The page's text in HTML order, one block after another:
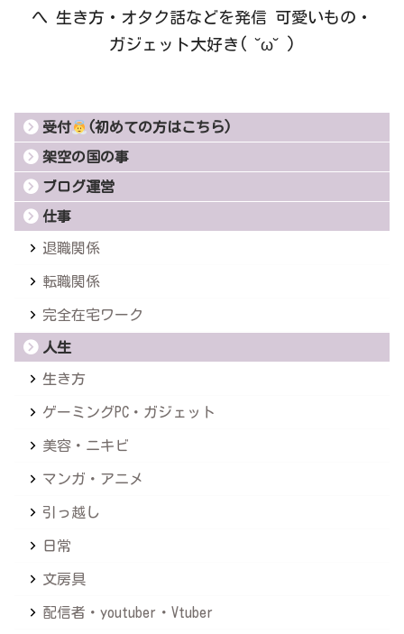
ガジェット大好き( ˘ω˘ )
架空の国の事
ブログ運営
仕事
退職関係
転職関係
完全在宅ワーク
人生
生き方
ゲーミングPC・ガジェット
美容・ニキビ
マンガ・アニメ
引っ越し
日常
文房具
配信者・youtuber・Vtuber
トレンド